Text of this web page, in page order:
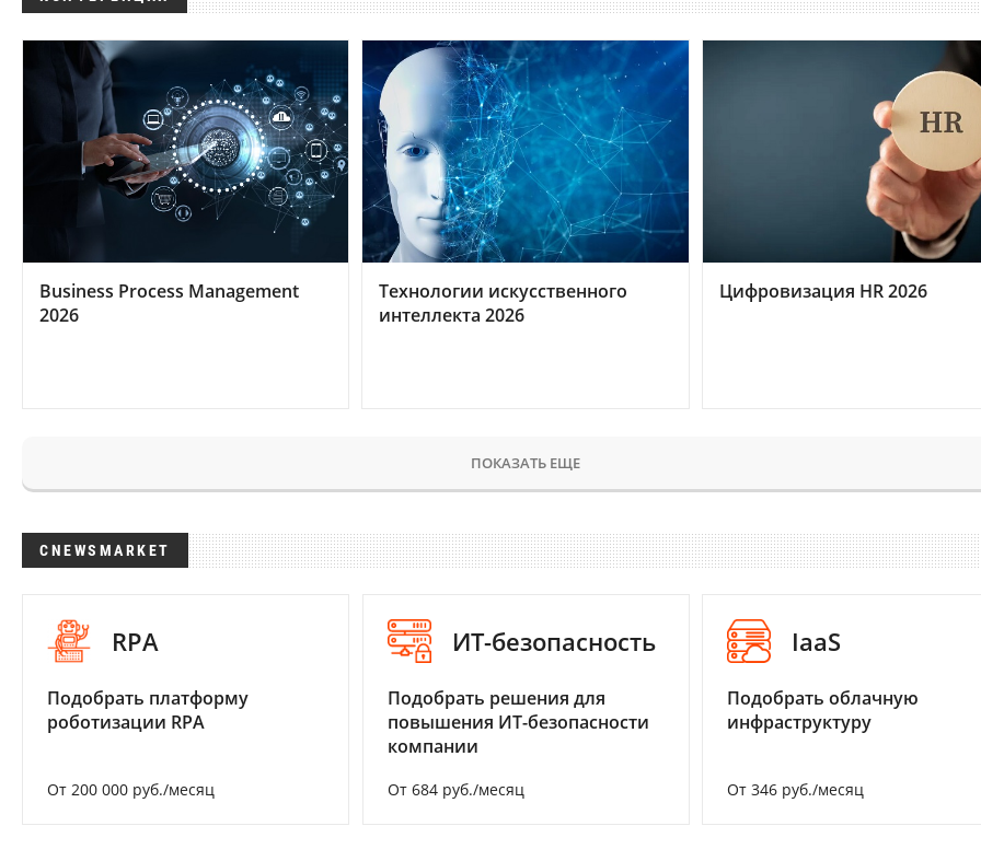
Business Process Management
2026
Технологии искусственного
интеллекта 2026
Цифровизация HR 2026
ПОКАЗАТЬ ЕЩЕ
CNEWSMARKET
RPA
Подобрать платформу
роботизации RPA
От 200 000 руб./месяц
ИТ-безопасность
Подобрать решения для
повышения ИТ-безопасности
компании
От 684 руб./месяц
IaaS
Подобрать облачную
инфраструктуру
От 346 руб./месяц